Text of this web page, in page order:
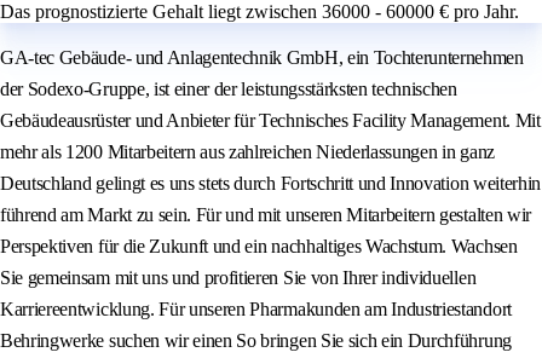
Das prognostizierte Gehalt liegt zwischen 36000 - 60000 € pro Jahr.
GA-tec Gebäude- und Anlagentechnik GmbH, ein Tochterunternehmen
der Sodexo-Gruppe, ist einer der leistungsstärksten technischen
Gebäudeausrüster und Anbieter für Technisches Facility Management. Mit
mehr als 1200 Mitarbeitern aus zahlreichen Niederlassungen in ganz
Deutschland gelingt es uns stets durch Fortschritt und Innovation weiterhin
führend am Markt zu sein. Für und mit unseren Mitarbeitern gestalten wir
Perspektiven für die Zukunft und ein nachhaltiges Wachstum. Wachsen
Sie gemeinsam mit uns und profitieren Sie von Ihrer individuellen
Karriereentwicklung. Für unseren Pharmakunden am Industriestandort
Behringwerke suchen wir einen So bringen Sie sich ein Durchführung